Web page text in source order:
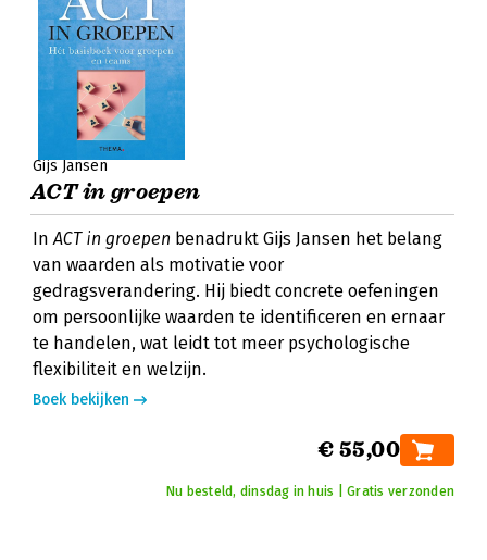
Gijs Jansen
ACT in groepen
InACT in groepen benadrukt Gijs Jansen het belang
van waarden als motivatie voor
gedragsverandering. Hij biedt concrete oefeningen
om persoonlijke waarden te identificeren en ernaar
te handelen, wat leidt tot meer psychologische
flexibiliteit en welzijn.
Boek bekijken
€ 55,00
Nu besteld, dinsdag in huis | Gratis verzonden